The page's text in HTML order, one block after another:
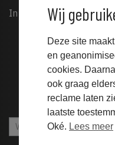
Wij
Deze site
en
cookies.
ook graag
reclame laten
laatste
Oké. Lees meer
In deze whitepaper:
Inschrijven op
Inschrijven op
Hoe je kiest op
Hoe je een
Tips voor jouw
Whitepaper
cta
Indien
je